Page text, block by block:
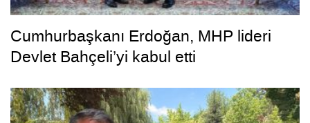
Cumhurbaşkanı Erdoğan, MHP lideri
Devlet Bahçeli’yi kabul etti